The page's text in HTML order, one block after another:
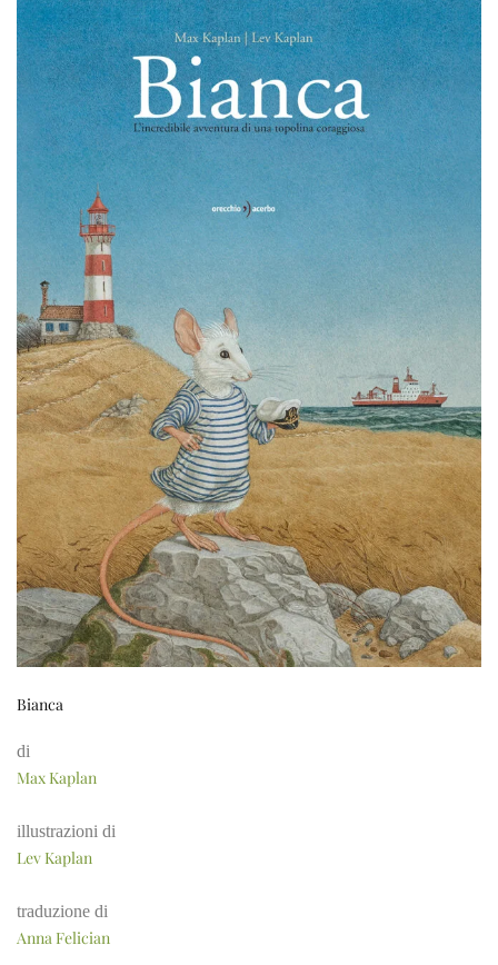
Bianca
di
Max Kaplan
illustrazioni di
Lev Kaplan
traduzione di
Anna Felician